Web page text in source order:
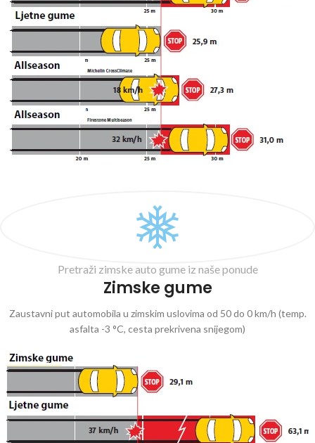
Pretraži zimske auto gume iz naše ponude
Zimske gume
Zaustavni put automobila u zimskim uslovima od 50 do 0 km/h (temp.
asfalta -3 °C, cesta prekrivena snijegom)